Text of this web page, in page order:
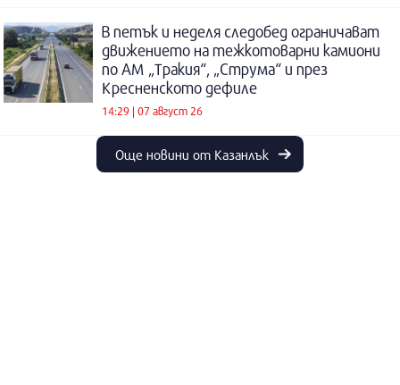
В петък и неделя следобед ограничават
движението на тежкотоварни камиони
по АМ „Тракия“, „Струма“ и през
Кресненското дефиле
14:29 | 07 август 26
Още новини от Казанлък